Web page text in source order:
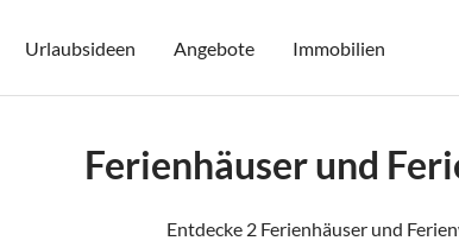
Urlaubsideen Angebote Immobilien
Ferienhäuser und
Entdecke 2 Ferienhäuser und